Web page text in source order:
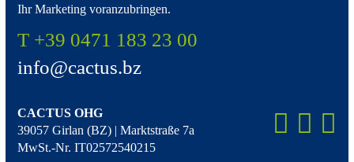
Ihr Marketing voranzubringen.
T +39 0471 183 23 00
info@cactus.bz
CACTUS OHG
39057 Girlan (BZ) | Marktstraße 7a
MwSt.-Nr. IT02572540215